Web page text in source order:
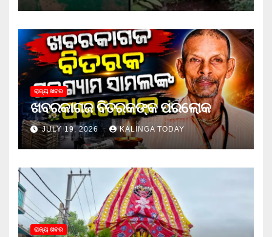
ରାଜ୍ୟ ଖବର
ଖବରକାଗଜ ବିତରକଙ୍କ ପରଲୋକ
JULY 19, 2026 KALINGA TODAY
ରାଜ୍ୟ ଖବର